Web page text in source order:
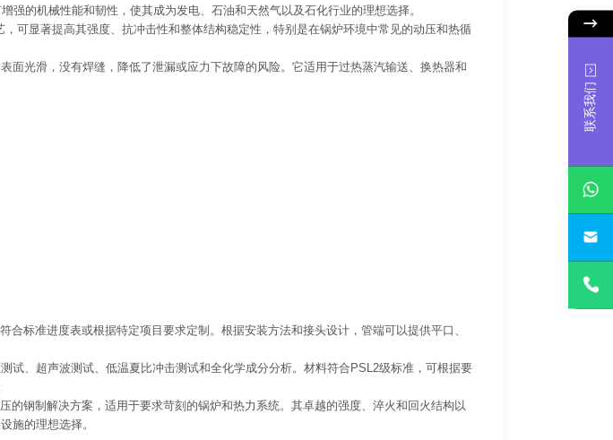
强的机械性能和韧性，使其成为发电、石油和天然气以及石化行业的理想选择。
，可显著提高其强度、抗冲击性和整体结构稳定性，特别是在锅炉环境中常见的动压和热循
面光滑，没有焊缝，降低了泄漏或应力下故障的风险。它适用于过热蒸汽输送、换热器和
标准进度表或根据特定项目要求定制。根据安装方法和接头设计，管端可以提供平口、
试、超声波测试、低温夏比冲击测试和全化学成分分析。材料符合PSL2级标准，可根据要
的钢制解决方案，适用于要求苛刻的锅炉和热力系统。其卓越的强度、淬火和回火结构以
施的理想选择。
联系我们